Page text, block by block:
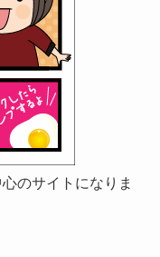
のサイトになりま